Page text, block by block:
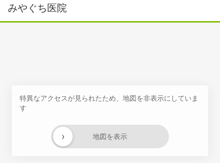
みやぐち医院
特異なアクセスが見られたため、地図を非表示にしていま
す
地図を表示
›